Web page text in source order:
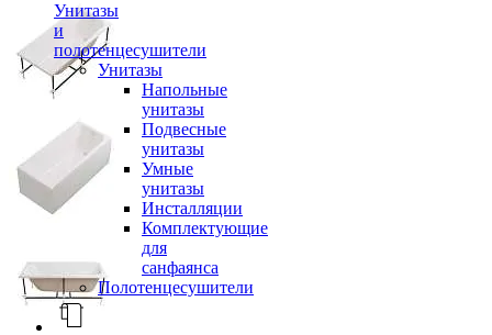
Унитазы
и
полотенцесушители
Унитазы
Напольные
унитазы
Подвесные
унитазы
Умные
унитазы
Инсталляции
Комплектующие
для
санфаянса
Полотенцесушители